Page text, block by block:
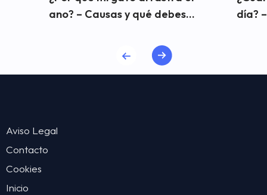
ano? – Causas y qué debes...
día?
Aviso Legal
Contacto
Cookies
Inicio